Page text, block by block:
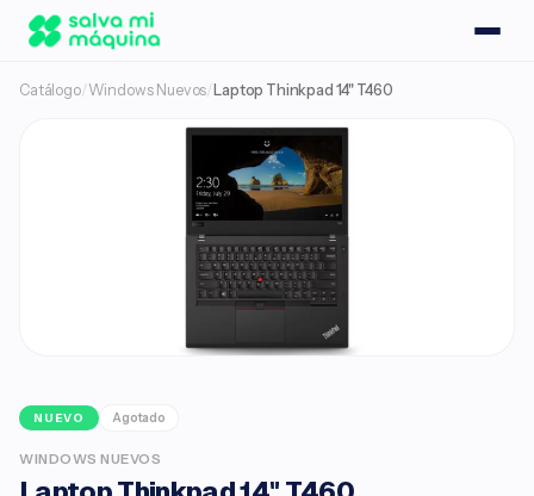
Catálogo/ Windows Nuevos/ Laptop Thinkpad 14" T460
NUEVO Agotado
WINDOWS NUEVOS